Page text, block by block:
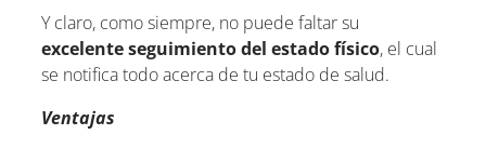
Y claro, como siempre, no puede faltar su
excelente seguimiento del estado físico, el cual
se notifica todo acerca de tu estado de salud.
Ventajas